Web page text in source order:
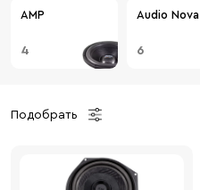
AMP
4
Audio Nova
6
Подобрать